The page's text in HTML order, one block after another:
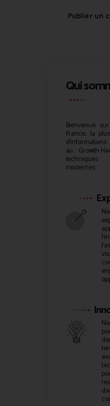
Qui
Bienvenue sur
France, la
au Growth
modernes.